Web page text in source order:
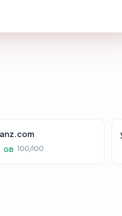
anz.com
GB 100/100